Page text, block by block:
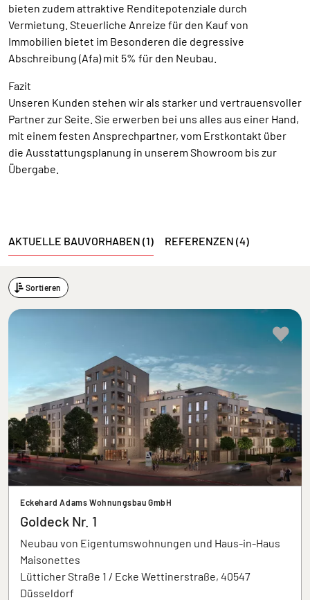
bieten zudem attraktive Renditepotenziale durch
Vermietung. Steuerliche Anreize für den Kauf von
Immobilien bietet im Besonderen die degressive
Abschreibung (Afa) mit 5% für den Neubau.
Fazit
Unseren Kunden stehen wir als starker und vertrauensvoller
Partner zur Seite. Sie erwerben bei uns alles aus einer Hand,
mit einem festen Ansprechpartner, vom Erstkontakt über
die Ausstattungsplanung in unserem Showroom bis zur
Übergabe.
AKTUELLE BAUVORHABEN (1) REFERENZEN (4)
Sortieren
Eckehard Adams Wohnungsbau GmbH
Goldeck Nr. 1
Neubau von Eigentumswohnungen und Haus-in-Haus
Maisonettes
Lütticher Straße 1 / Ecke Wettinerstraße, 40547
Düsseldorf